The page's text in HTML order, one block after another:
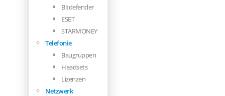
Bitdefender
ESET
STARMONEY
Telefonie
Baugruppen
Headsets
Lizenzen
Netzwerk